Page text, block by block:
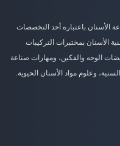
باعتباره أحد التخصصات
الأسنان بمختبرات التركيبات
الوجه والفكين، ومهارات صناعة
وعلوم مواد الأسنان الحيوية.